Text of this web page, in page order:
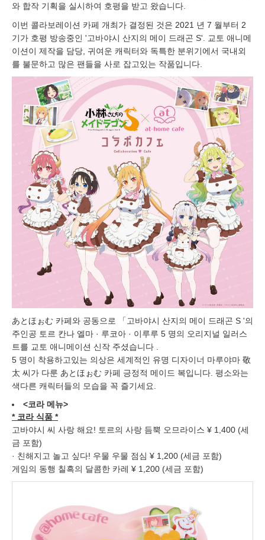
와 합작 기획을 실시하여 호평을 받고 왔습니다.
이번 콜라보레이션 카페 개최가 결정된 것은 2021 년 7 월부터 2
기가 호평 방송중인 '고바야시 산지의 메이 드래곤 S'. 교토 애니메
이션이 제작을 담당, 귀여운 캐릭터와 독특한 분위기에서 국내외
를 불문하고 많은 팬들을 사로 잡고있는 작품입니다.
あとほぉむ 카페와 공동으로 「고바야시 산지의 메이 드래곤 S '의
주인공 토르 칸나 엘마 · 루코아 · 이루루 5 명의 오리지널 일러스
트를 교토 애니메이션 신작 주셨습니다 .
5 명이 착용하고있는 의상은 세계적인 유명 디자이너 마루야마 敬
太 씨가 다룬 あとほぉむ 카페 긍정적 메이드 복입니다. 평소와는
색다른 캐릭터들의 모습을 꼭 즐기세요.
<코라 메뉴>
* 코라 식품 *
고바야시 씨 사랑 해요! 토르의 사랑 듬뿍 오므라이스 ¥ 1,400 (세
금 포함)
· 친해지고 놀고 싶다! 우물 우물 점심 ¥ 1,200 (세금 포함)
게임의 동행 칠흑의 달콤한 카레 ¥ 1,200 (세금 포함)